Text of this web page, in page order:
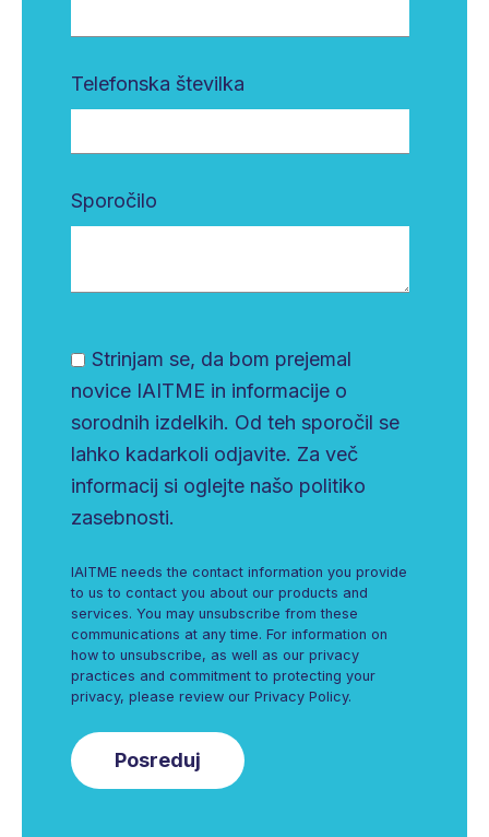
Telefonska številka
Sporočilo
Strinjam se, da bom prejemal
novice IAITME in informacije o
sorodnih izdelkih. Od teh sporočil se
lahko kadarkoli odjavite. Za več
informacij si oglejte našo politiko
zasebnosti.
IAITME needs the contact information you provide
to us to contact you about our products and
services. You may unsubscribe from these
communications at any time. For information on
how to unsubscribe, as well as our privacy
practices and commitment to protecting your
privacy, please review our Privacy Policy.